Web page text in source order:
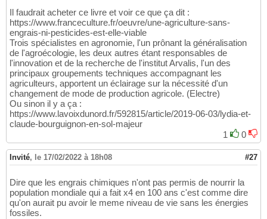
Il faudrait acheter ce livre et voir ce que ça dit :
https://www.franceculture.fr/oeuvre/une-agriculture-sans-
engrais-ni-pesticides-est-elle-viable
Trois spécialistes en agronomie, l'un prônant la généralisation
de l'agroécologie, les deux autres étant responsables de
l'innovation et de la recherche de l'institut Arvalis, l'un des
principaux groupements techniques accompagnant les
agriculteurs, apportent un éclairage sur la nécessité d'un
changement de mode de production agricole. (Electre)
Ou sinon il y a ça :
https://www.lavoixdunord.fr/592815/article/2019-06-03/lydia-et-
claude-bourguignon-en-sol-majeur
1
0
Invité, le 17/02/2022 à 18h08 #27
Dire que les engrais chimiques n'ont pas permis de nourrir la
population mondiale qui a fait x4 en 100 ans c'est comme dire
qu'on aurait pu avoir le meme niveau de vie sans les énergies
fossiles.